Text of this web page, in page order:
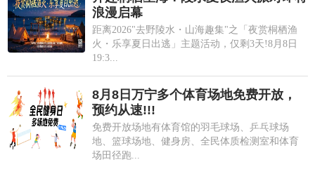
浪漫启幕
距离2026"去野陵水・山海趣集"之「夜赏桐栖渔
火・乐享夏日出逃」主题活动，仅剩3天!8月8日
19:3...
8月8日万宁多个体育场地免费开放，
预约从速!!!
免费开放场地有体育馆的羽毛球场、乒乓球场
地、篮球场地、健身房、全民体质检测室和体育
场田径跑...